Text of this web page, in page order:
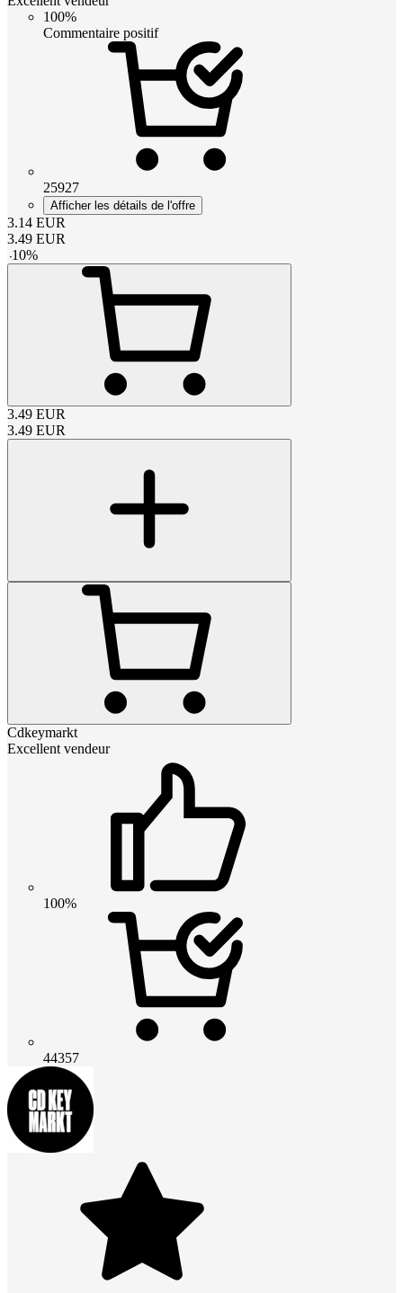
100%
Commentaire positif
25927
Afficher les détails de l'offre
3.14 EUR
3.49 EUR
-10%
3.49 EUR
3.49 EUR
Cdkeymarkt
Excellent vendeur
100%
44357